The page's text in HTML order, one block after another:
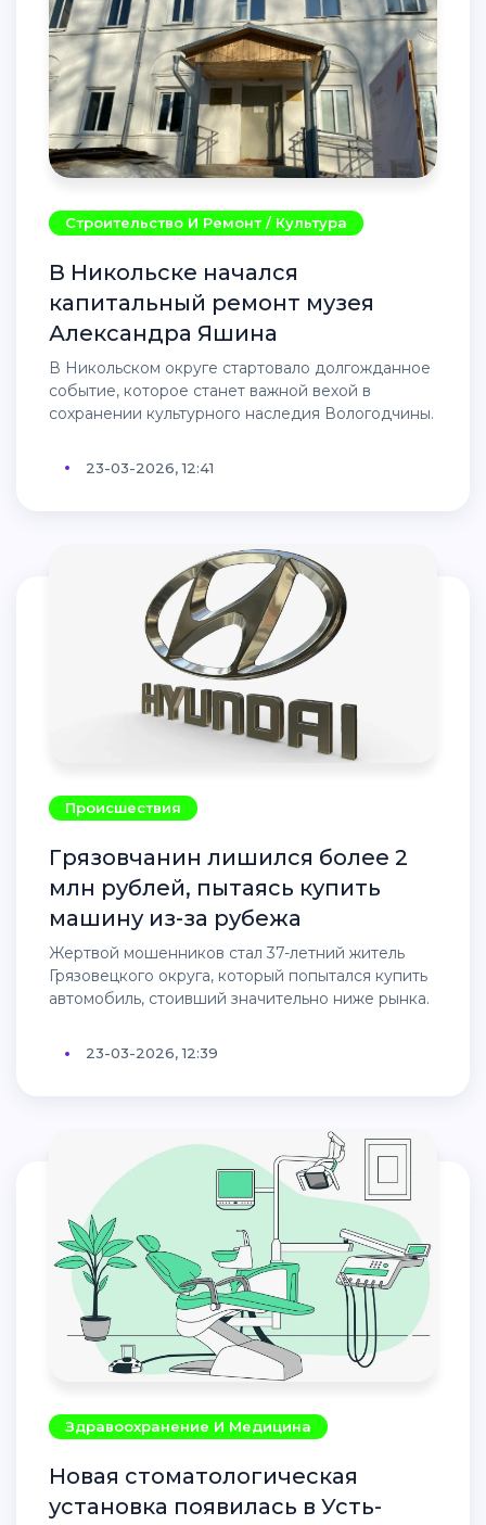
Строительство И Ремонт / Культура
В Никольске начался
капитальный ремонт музея
Александра Яшина
В Никольском округе стартовало долгожданное
событие, которое станет важной вехой в
сохранении культурного наследия Вологодчины.
23-03-2026, 12:41
Происшествия
Грязовчанин лишился более 2
млн рублей, пытаясь купить
машину из-за рубежа
Жертвой мошенников стал 37-летний житель
Грязовецкого округа, который попытался купить
автомобиль, стоивший значительно ниже рынка.
23-03-2026, 12:39
Здравоохранение И Медицина
Новая стоматологическая
установка появилась в Усть-